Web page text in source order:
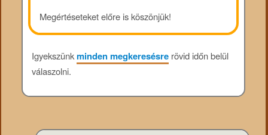
Megértéseteket előre is köszönjük!
Igyekszünkminden megkeresésrerövid időn belül
válaszolni.